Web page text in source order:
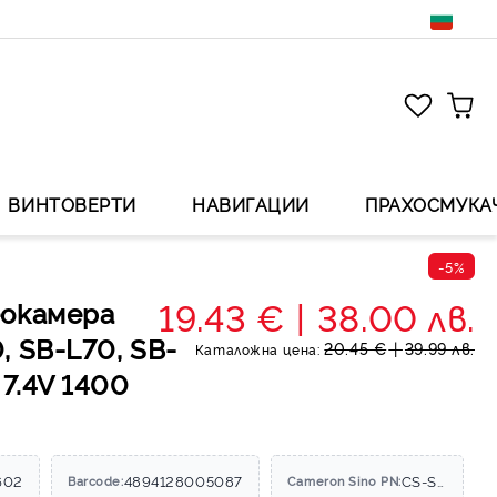
ВИНТОВЕРТИ НАВИГАЦИИ
SB-L70, SB-
1400
-5%
19.43 € 38.00 лв.
Каталожна цена: 20.45 € 39.99 лв.
Barcode:4894128005087 Cameron Sino PN: